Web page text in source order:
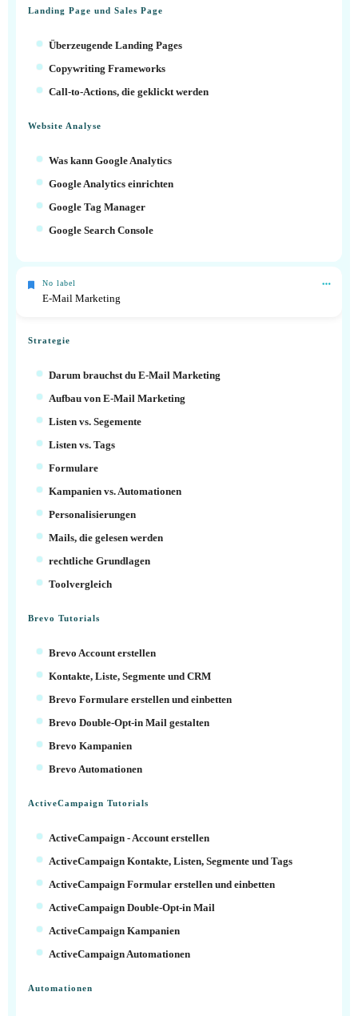
Landing Page und Sales Page
Überzeugende Landing Pages
Copywriting Frameworks
Call-to-Actions, die geklickt werden
Website Analyse
Was kann Google Analytics
Google Analytics einrichten
Google Tag Manager
Google Search Console
No label
E-Mail Marketing
Strategie
Darum brauchst du E-Mail Marketing
Aufbau von E-Mail Marketing
Listen vs. Segemente
Listen vs. Tags
Formulare
Kampanien vs. Automationen
Personalisierungen
Mails, die gelesen werden
rechtliche Grundlagen
Toolvergleich
Brevo Tutorials
Brevo Account erstellen
Kontakte, Liste, Segmente und CRM
Brevo Formulare erstellen und einbetten
Brevo Double-Opt-in Mail gestalten
Brevo Kampanien
Brevo Automationen
ActiveCampaign Tutorials
ActiveCampaign - Account erstellen
ActiveCampaign Kontakte, Listen, Segmente und Tags
ActiveCampaign Formular erstellen und einbetten
ActiveCampaign Double-Opt-in Mail
ActiveCampaign Kampanien
ActiveCampaign Automationen
Automationen